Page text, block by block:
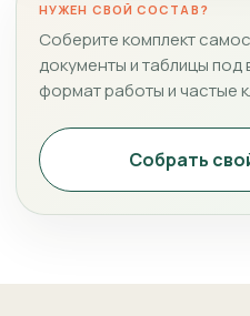
НУЖЕН СВОЙ СОСТАВ?
Соберите комплект
документы и таблицы под
формат работы и частые
Собрать